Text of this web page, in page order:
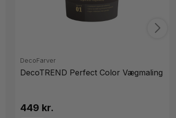
DecoFarver
DecoTREND Perfect Color Vægmaling
449 kr.